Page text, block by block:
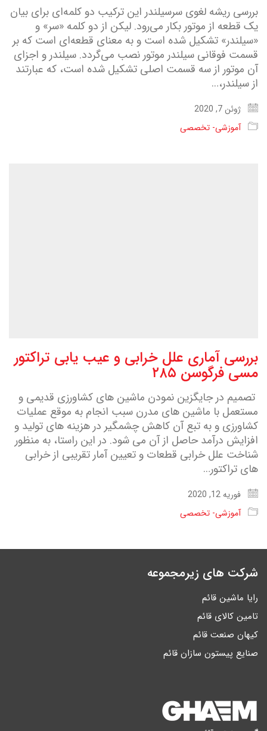
بررسی ریشه لغوی سرسیلندر این ترکیب دو کلمه‌ای برای بیان
یک قطعه از موتور بکار می‌رود. لیکن از دو کلمه «سر» و
«سیلندر» تشکیل شده است و به معنای قطعه‌ای است که بر
قسمت فوقانی سیلندر موتور نصب می‌گردد. سیلندر و اجزای
آن موتور از سه قسمت اصلی تشکیل شده است، که عبارتند
از سیلندر،…
ژوئن 7, 2020
آموزشی- تخصصی
بررسی آماری علل خرابی و عيب يابی تراکتور
مسی فرگوسن ۲۸۵
تصميم در جايگزين نمودن ماشين های کشاورزی قديمی و
مستعمل با ماشين های مدرن سبب انجام به موقع عمليات
کشاورزی و به تبع آن کاهش چشمگير در هزينه های توليد و
افزايش درآمد حاصل از آن می شود. در اين راستا، به منظور
شناخت علل خرابی قطعات و تعيين آمار تقريبی از خرابی
های تراکتور…
فوریه 12, 2020
آموزشی- تخصصی
شرکت های زیرمجموعه
رایا ماشین قائم
تامین کالای قائم
کیهان صنعت قائم
صنایع پیستون سازان قائم